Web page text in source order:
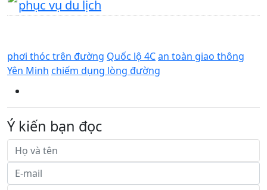
phục vụ du lịch
phơi thóc trên đường Quốc lộ 4Can toàn giao thông
Yên Minh chiếm dụng lòng đường
Ý kiến bạn đọc